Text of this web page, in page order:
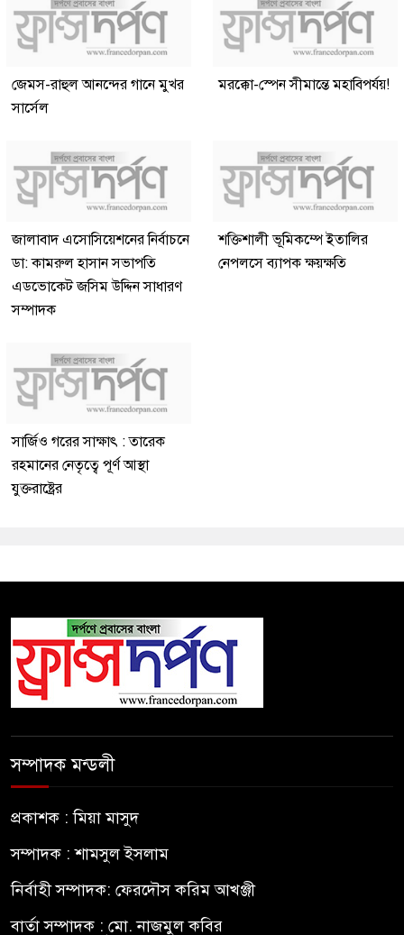
জেমস-রাহুল আনন্দের গানে মুখর
সার্সেল
মরক্কো-স্পেন সীমান্তে মহাবিপর্যয়!
জালাবাদ এসোসিয়েশনের নির্বাচনে
ডা: কামরুল হাসান সভাপতি
এডভোকেট জসিম উদ্দিন সাধারণ
সম্পাদক
শক্তিশালী ভূমিকম্পে ইতালির
নেপলসে ব্যাপক ক্ষয়ক্ষতি
সার্জিও গরের সাক্ষাৎ : তারেক
রহমানের নেতৃত্বে পূর্ণ আস্থা
যুক্তরাষ্ট্রের
সম্পাদক মন্ডলী
প্রকাশক : মিয়া মাসুদ
সম্পাদক : শামসুল ইসলাম
নির্বাহী সম্পাদক: ফেরদৌস করিম আখঞ্জী
বার্তা সম্পাদক : মো. নাজমুল কবির